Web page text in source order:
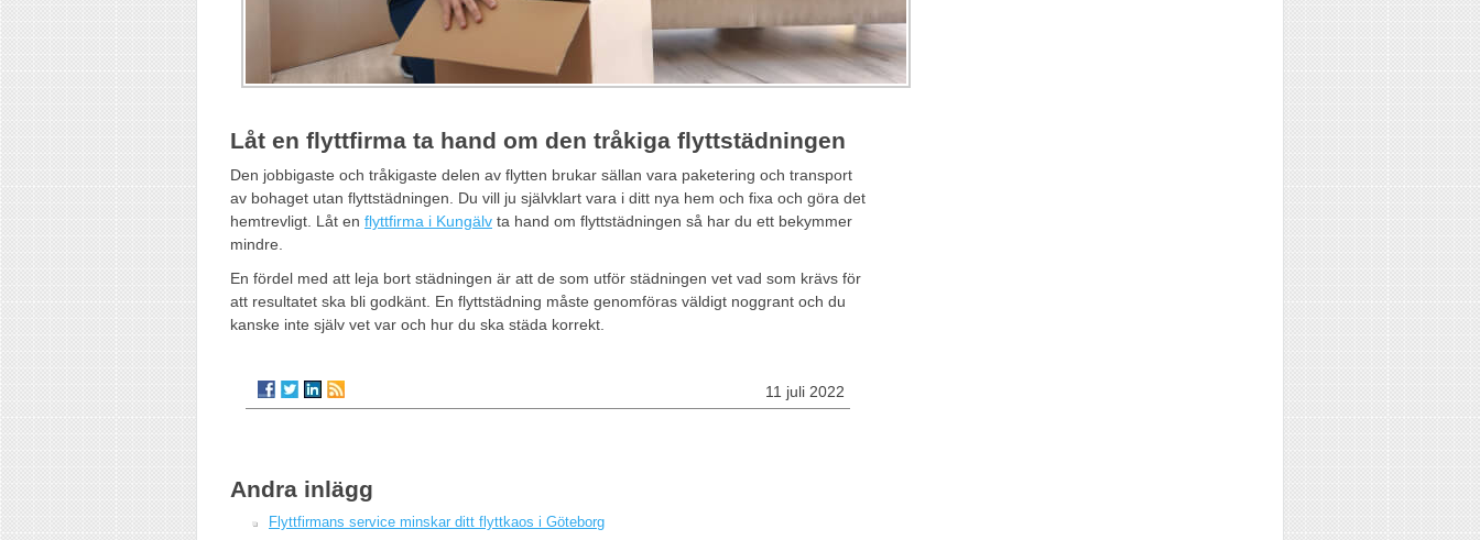
Låt en flyttfirma ta hand om den tråkiga flyttstädningen
Den jobbigaste och tråkigaste delen av flytten brukar sällan vara paketering och transport
av bohaget utan flyttstädningen. Du vill ju självklart vara i ditt nya hem och fixa och göra det
hemtrevligt. Låt en flyttfirma i Kungälv ta hand om flyttstädningen så har du ett bekymmer
mindre.
En fördel med att leja bort städningen är att de som utför städningen vet vad som krävs för
att resultatet ska bli godkänt. En flyttstädning måste genomföras väldigt noggrant och du
kanske inte själv vet var och hur du ska städa korrekt.
11 juli 2022
Andra inlägg
Flyttfirmans service minskar ditt flyttkaos i Göteborg